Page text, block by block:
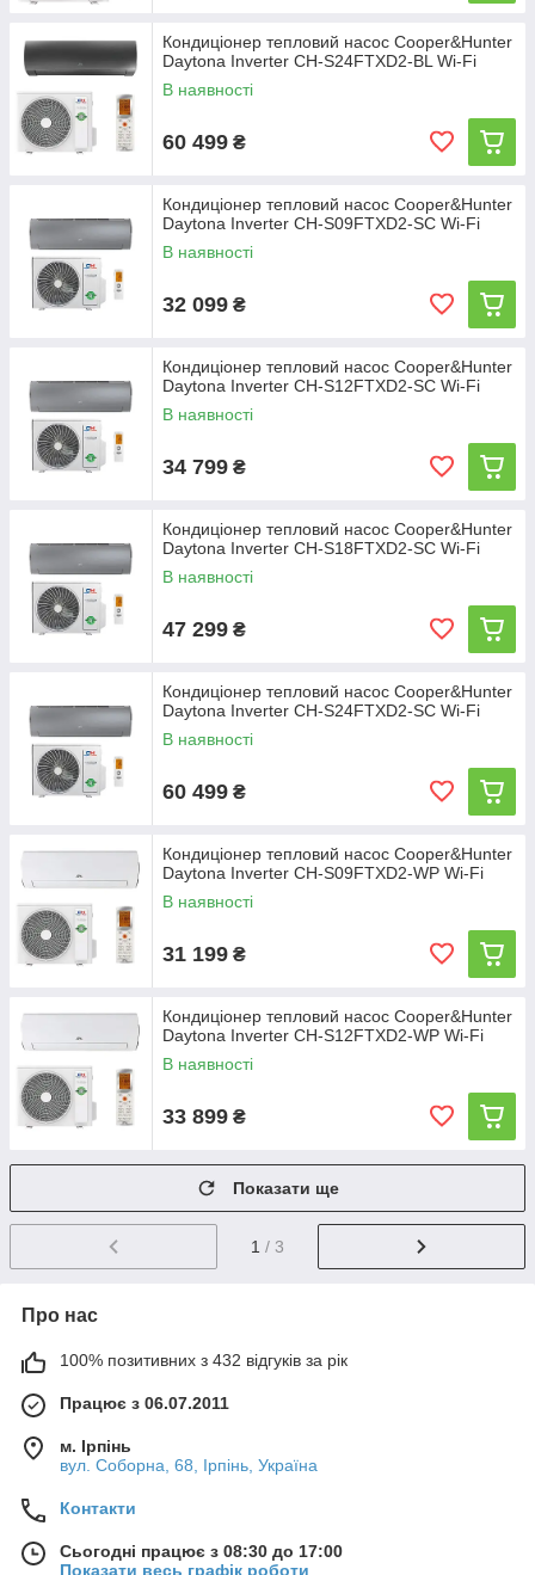
Кондиціонер тепловий насос Cooper&Hunter
Daytona Inverter CH-S24FTXD2-BL Wi-Fi
В наявності
60 499 ₴
Кондиціонер тепловий насос Cooper&Hunter
Daytona Inverter CH-S09FTXD2-SC Wi-Fi
В наявності
32 099 ₴
Кондиціонер тепловий насос Cooper&Hunter
Daytona Inverter CH-S12FTXD2-SC Wi-Fi
В наявності
34 799 ₴
Кондиціонер тепловий насос Cooper&Hunter
Daytona Inverter CH-S18FTXD2-SC Wi-Fi
В наявності
47 299 ₴
Кондиціонер тепловий насос Cooper&Hunter
Daytona Inverter CH-S24FTXD2-SC Wi-Fi
В наявності
60 499 ₴
Кондиціонер тепловий насос Cooper&Hunter
Daytona Inverter CH-S09FTXD2-WP Wi-Fi
В наявності
31 199 ₴
Кондиціонер тепловий насос Cooper&Hunter
Daytona Inverter CH-S12FTXD2-WP Wi-Fi
В наявності
33 899 ₴
Показати ще
1 / 3
Про нас
100% позитивних з 432 відгуків за рік
Працює з 06.07.2011
м. Ірпінь
вул. Соборна, 68, Ірпінь, Україна
Контакти
Сьогодні працює з 08:30 до 17:00
Показати весь графік роботи